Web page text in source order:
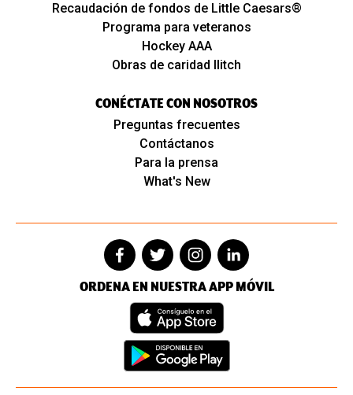
Recaudación de fondos de Little Caesars®
Programa para veteranos
Hockey AAA
Obras de caridad Ilitch
CONÉCTATE CON NOSOTROS
Preguntas frecuentes
Contáctanos
Para la prensa
What's New
ORDENA EN NUESTRA APP MÓVIL